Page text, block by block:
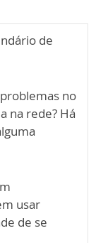
de
no
na rede? Há
usar
de se